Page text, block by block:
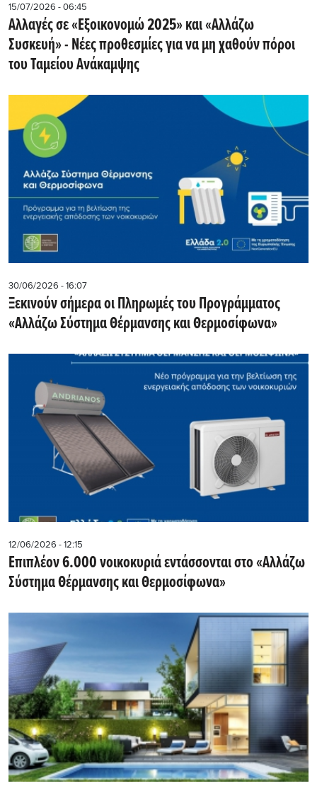
15/07/2026 - 06:45
Αλλαγές σε «Εξοικονομώ 2025» και «Αλλάζω
Συσκευή» - Νέες προθεσμίες για να μη χαθούν πόροι
του Ταμείου Ανάκαμψης
30/06/2026 - 16:07
Ξεκινούν σήμερα οι Πληρωμές του Προγράμματος
«Αλλάζω Σύστημα Θέρμανσης και Θερμοσίφωνα»
12/06/2026 - 12:15
Επιπλέον 6.000 νοικοκυριά εντάσσονται στο «Αλλάζω
Σύστημα Θέρμανσης και Θερμοσίφωνα»